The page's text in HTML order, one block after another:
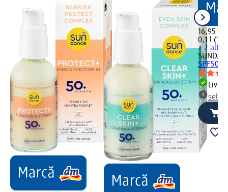
16,95 lei
0,1 l
+ 2 alte
SPF50